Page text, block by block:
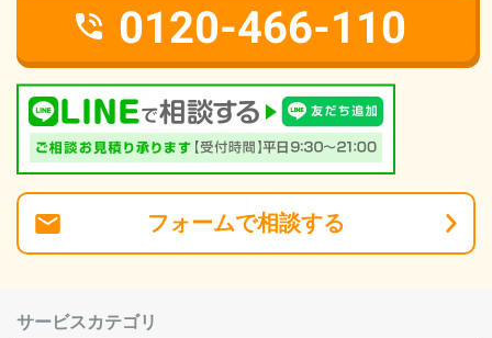
0120-466-110
フォームで相談する
サービスカテゴリ